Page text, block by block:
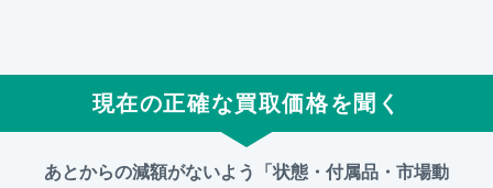
現在の正確な買取価格を聞く
あとからの減額がないよう「状態・付属品・市場動